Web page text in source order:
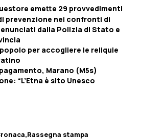
emette 29 provvedimenti
prevenzione nei confronti di
dalla Polizia di Stato e
per accogliere le reliquie
Marano (M5s)
“L’Etna è sito Unesco
Rassegna stampa